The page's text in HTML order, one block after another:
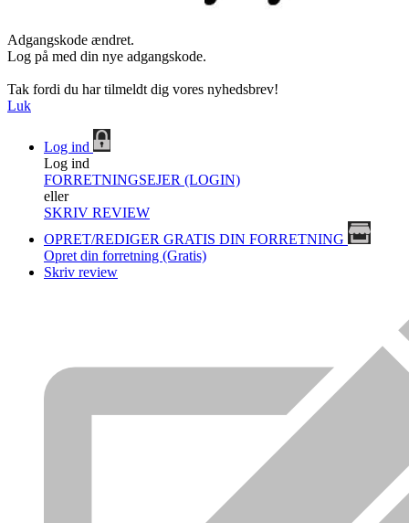
Adgangskode ændret.
Log på med din nye adgangskode.
Tak fordi du har tilmeldt dig vores nyhedsbrev!
Luk
Log ind
Log ind
FORRETNINGSEJER (LOGIN)
eller
SKRIV REVIEW
OPRET/REDIGER GRATIS DIN FORRETNING
Opret din forretning (Gratis)
Skriv review